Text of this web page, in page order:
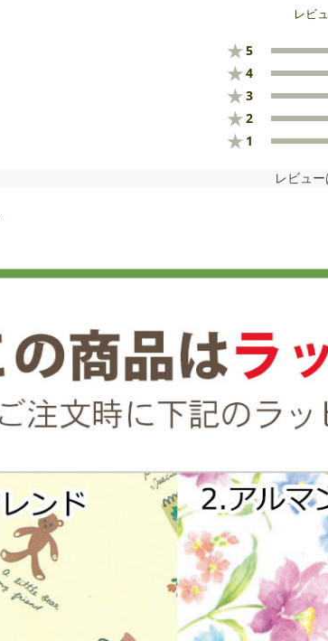
レビ
★5
★4
★3
★2
★ 1
レビュー